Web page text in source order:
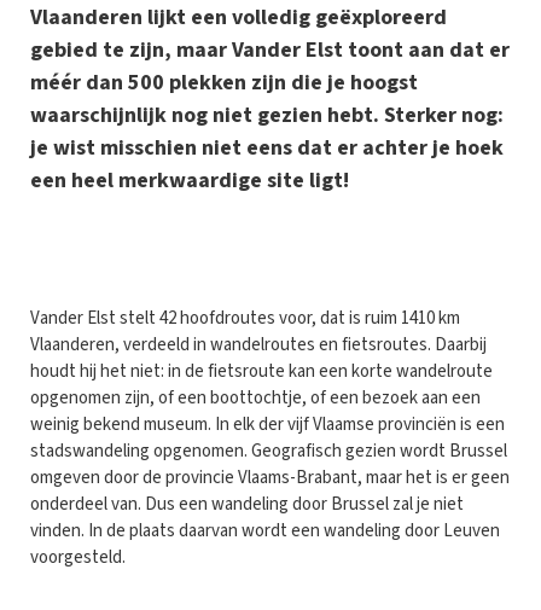
Vlaanderen lijkt een volledig geëxploreerd
gebied te zijn, maar Vander Elst toont aan dat er
méér dan 500 plekken zijn die je hoogst
waarschijnlijk nog niet gezien hebt. Sterker nog:
je wist misschien niet eens dat er achter je hoek
een heel merkwaardige site ligt!
Vander Elst stelt 42 hoofdroutes voor, dat is ruim 1410 km
Vlaanderen, verdeeld in wandelroutes en fietsroutes. Daarbij
houdt hij het niet: in de fietsroute kan een korte wandelroute
opgenomen zijn, of een boottochtje, of een bezoek aan een
weinig bekend museum. In elk der vijf Vlaamse provinciën is een
stadswandeling opgenomen. Geografisch gezien wordt Brussel
omgeven door de provincie Vlaams-Brabant, maar het is er geen
onderdeel van. Dus een wandeling door Brussel zal je niet
vinden. In de plaats daarvan wordt een wandeling door Leuven
voorgesteld.